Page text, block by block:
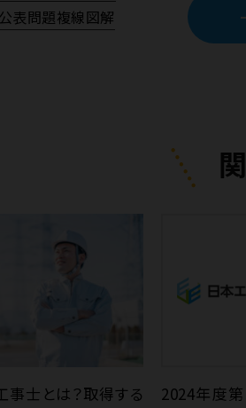
表問題複線図解
士とは？取得する
2024年度